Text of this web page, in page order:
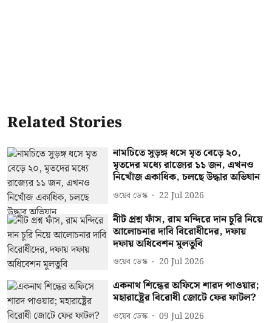
Related Stories
নামচিতে সুড়ঙ্গ ধসে মৃত বেড়ে ২০,
মৃতদের মধ্যে রাজ্যের ১১ জন, এখনও
নিখোঁজ একাধিক, চলছে উদ্ধার অভিযান
ওয়েব ডেস্ক 22 Jul 2026
নীট প্রশ্ন ফাঁস, রাম মন্দিরে দান চুরি নিয়ে
আলোচনার দাবি বিরোধীদের, দফায়
দফায় অধিবেশন মুলতুবি
ওয়েব ডেস্ক 20 Jul 2026
একনাথ শিন্ধের অফিসে শারদ পাওয়ার;
মহারাষ্ট্রের বিরোধী জোটে ফের ফাটল?
ওয়েব ডেস্ক 09 Jul 2026